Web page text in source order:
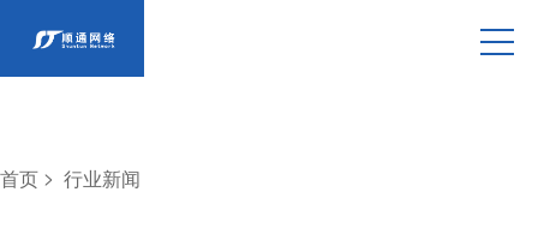
首页 > 行业新闻